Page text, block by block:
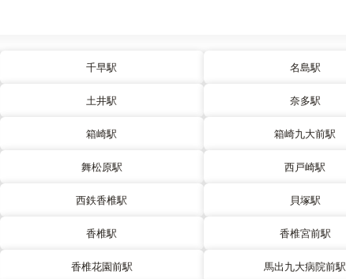
千早駅 名島駅
土井駅 奈多駅
箱崎駅 箱崎九大前駅
舞松原駅 西戸崎駅
西鉄香椎駅 貝塚駅
香椎駅 香椎宮前駅
香椎花園前駅 馬出九大病院前駅